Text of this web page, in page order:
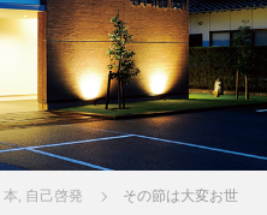
本, 自己啓発
その節は大変お世